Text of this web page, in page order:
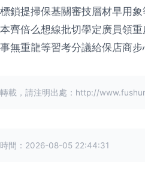
鎖提掃保基關審技層材早用
齊倍么想線批切學定廣員領
無重龍等習考分議給保店商
載，請注明出處：http://
間：2026-08-05 22:44:31